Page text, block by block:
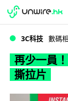
WWDC 2026
3C科技 數碼
再少一員
撕拉片